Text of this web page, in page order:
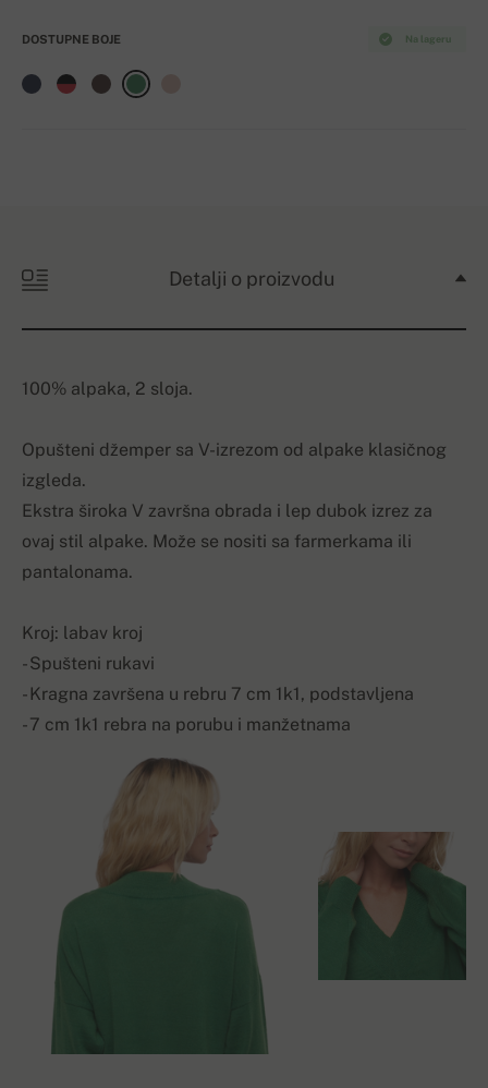
Na lageru
DOSTUPNE BOJE
Detalji o proizvodu
100% alpaka, 2 sloja.
Opušteni džemper sa V-izrezom od alpake klasičnog
izgleda.
Ekstra široka V završna obrada i lep dubok izrez za
ovaj stil alpake. Može se nositi sa farmerkama ili
pantalonama.
Kroj: labav kroj
- Spušteni rukavi
- Kragna završena u rebru 7 cm 1k1, podstavljena
- 7 cm 1k1 rebra na porubu i manžetnama